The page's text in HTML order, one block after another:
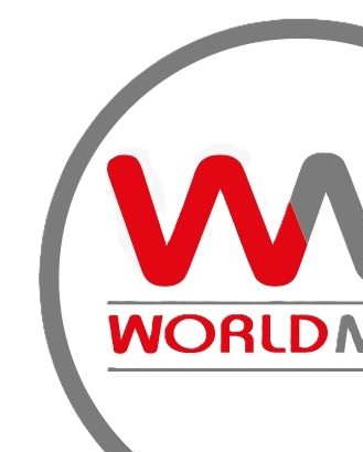
Tecnología del Hormigón